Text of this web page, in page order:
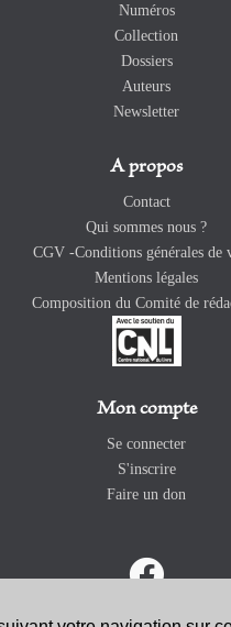
Numéros
Collection
Dossiers
Auteurs
Newsletter
A propos
Contact
Qui sommes nous ?
CGV -Conditions générales de
Mentions légales
Composition du Comité de
Mon compte
Se connecter
S'inscrire
Faire un don